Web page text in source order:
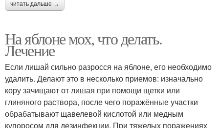
читать дальше →
На яблоне мох, что делать.
Лечение
Если лишай сильно разросся на яблоне, его необходимо
удалить. Делают это в несколько приемов: изначально
кору зачищают от лишая при помощи щетки или
глиняного раствора, после чего поражённые участки
обрабатывают щавелевой кислотой или медным
купоросом для дезинфекции. При тяжелых поражениях